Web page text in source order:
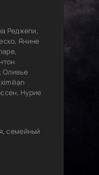
Реджепи,
Янине
Оливье
Нурие
семейный